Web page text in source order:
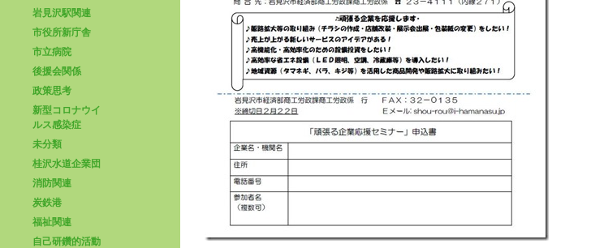
岩見沢駅関連
市役所新庁舎
市立病院
後援会関係
政策思考
新型コロナウイ
ルス感染症
未分類
桂沢水道企業団
消防関連
炭鉄港
福祉関連
自己研鑽的活動